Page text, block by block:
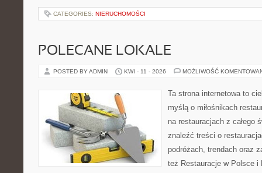
CATEGORIES: NIERUCHOMOŚCI
POLECANE LOKALE
POSTED BY ADMIN KWI - 11 - 2026 MOŻLIWOŚĆ
Ta strona internetowa to
myślą o miłośnikach
na restauracjach z całego
znaleźć treści o
podróżach, trendach oraz
też Restauracje w Polsce i